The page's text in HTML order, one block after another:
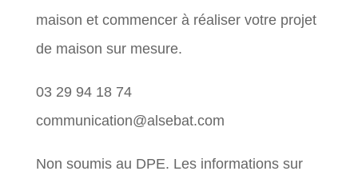
maison et commencer à réaliser votre projet
de maison sur mesure.
03 29 94 18 74
communication@alsebat.com
Non soumis au DPE. Les informations sur